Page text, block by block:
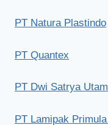
PT Natura Plastindo
PT Quantex
PT Dwi Satrya
PT Lamipak